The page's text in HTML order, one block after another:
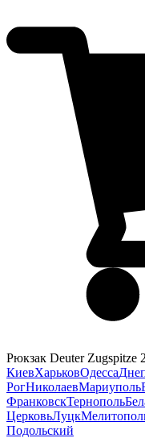
Рюкзак Deuter Zugspitze
КиевХарьковОдесса
РогНиколаевМариуполь
ФранковскТернополь
ЦерковьЛуцк
Подольский